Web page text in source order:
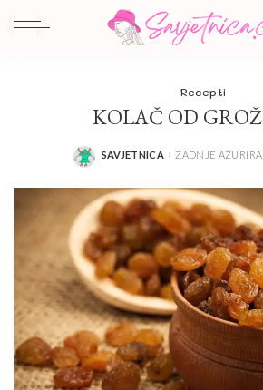
Recepti
KOLAČ OD
POSTED
SAVJETNICA ZADNJE